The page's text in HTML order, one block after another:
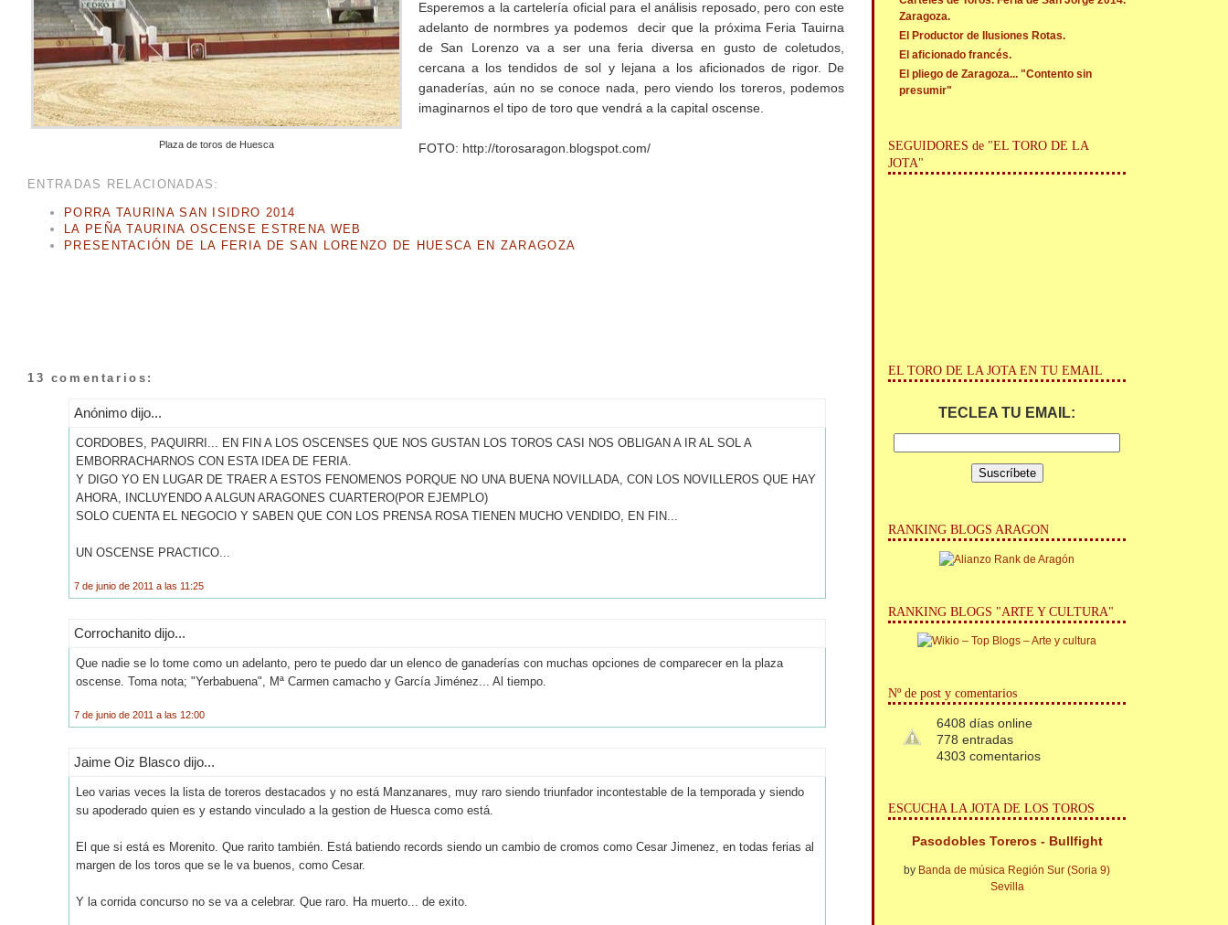
Plaza de toros de Huesca
Esperemos a la cartelería oficial para el análisis reposado, pero con este
adelanto de normbres ya podemos decir que la próxima Feria Tauirna
de San Lorenzo va a ser una feria diversa en gusto de coletudos,
cercana a los tendidos de sol y lejana a los aficionados de rigor. De
ganaderías, aún no se conoce nada, pero viendo los toreros, podemos
imaginarnos el tipo de toro que vendrá a la capital oscense.
FOTO: http://torosaragon.blogspot.com/
ENTRADAS RELACIONADAS:
PORRA TAURINA SAN ISIDRO 2014
LA PEÑA TAURINA OSCENSE ESTRENA WEB
PRESENTACIÓN DE LA FERIA DE SAN LORENZO DE HUESCA EN ZARAGOZA
13 comentarios:
Anónimo dijo...
CORDOBES, PAQUIRRI... EN FIN A LOS OSCENSES QUE NOS GUSTAN LOS TOROS CASI NOS OBLIGAN A IR AL SOL A
EMBORRACHARNOS CON ESTA IDEA DE FERIA.
Y DIGO YO EN LUGAR DE TRAER A ESTOS FENOMENOS PORQUE NO UNA BUENA NOVILLADA, CON LOS NOVILLEROS QUE HAY
AHORA, INCLUYENDO A ALGUN ARAGONES CUARTERO(POR EJEMPLO)
SOLO CUENTA EL NEGOCIO Y SABEN QUE CON LOS PRENSA ROSA TIENEN MUCHO VENDIDO, EN FIN...
UN OSCENSE PRACTICO...
7 de junio de 2011 a las 11:25
Corrochanito dijo...
Que nadie se lo tome como un adelanto, pero te puedo dar un elenco de ganaderías con muchas opciones de comparecer en la plaza
oscense. Toma nota; "Yerbabuena", Mª Carmen camacho y García Jiménez... Al tiempo.
7 de junio de 2011 a las 12:00
Jaime Oiz Blasco dijo...
Leo varias veces la lista de toreros destacados y no está Manzanares, muy raro siendo triunfador incontestable de la temporada y siendo
su apoderado quien es y estando vinculado a la gestion de Huesca como está.
El que si está es Morenito. Que rarito también. Está batiendo records siendo un cambio de cromos como Cesar Jimenez, en todas ferias al
margen de los toros que se le va buenos, como Cesar.
Y la corrida concurso no se va a celebrar. Que raro. Ha muerto... de exito.
Zaragoza.
El Productor de Ilusiones Rotas.
El aficionado francés.
El pliego de Zaragoza... "Contento sin
presumir"
SEGUIDORES de "EL TORO DE LA
JOTA"
EL TORO DE LA JOTA EN TU EMAIL
TECLEA TU EMAIL:
RANKING BLOGS ARAGON
RANKING BLOGS "ARTE Y CULTURA"
Nº de post y comentarios
6408 días online
778 entradas
4303 comentarios
ESCUCHA LA JOTA DE LOS TOROS
Pasodobles Toreros - Bullfight
by Banda de música Región Sur (Soria 9)
Sevilla